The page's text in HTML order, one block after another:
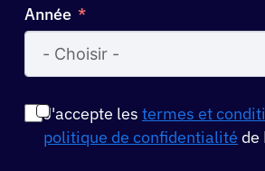
Année
J'accepte les termes et
politique de confidentialité de